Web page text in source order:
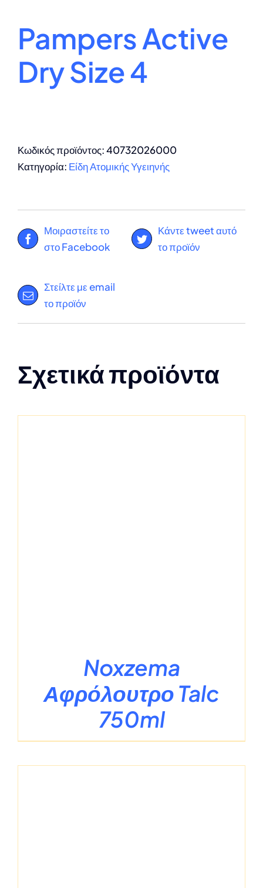
Pampers Active
Dry Size 4
Κωδικός προϊόντος:40732026000
Κατηγορία: Είδη Ατομικής Υγειηνής
Μοιραστείτε το
στο Facebook
Κάντε tweet αυτό
το προϊόν
Στείλτε με email
το προϊόν
Σχετικά προϊόντα
Noxzema
Αφρόλουτρο Talc
750ml